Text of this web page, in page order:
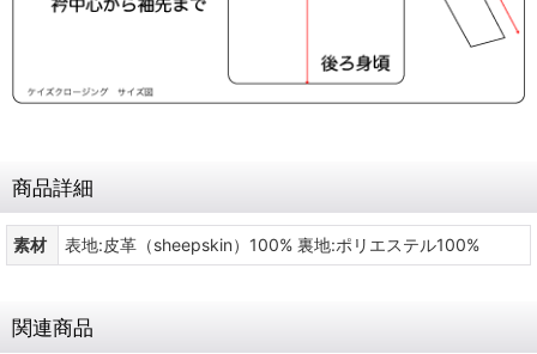
商品詳細
素材 表地:皮革（sheepskin）100% 裏地:ポリエステル100%
関連商品